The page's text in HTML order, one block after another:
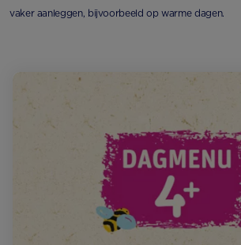
vaker aanleggen, bijvoorbeeld op warme dagen.